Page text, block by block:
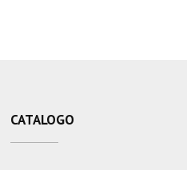
CATALOGO